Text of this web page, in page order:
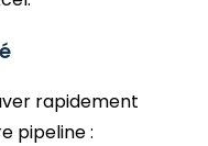
rapidement
pipeline :